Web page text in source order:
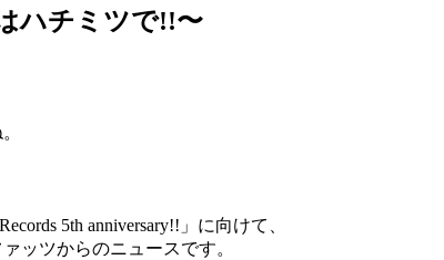
ハチミツで!!〜
5th anniversary!!」に向けて、
ッツからのニュースです。